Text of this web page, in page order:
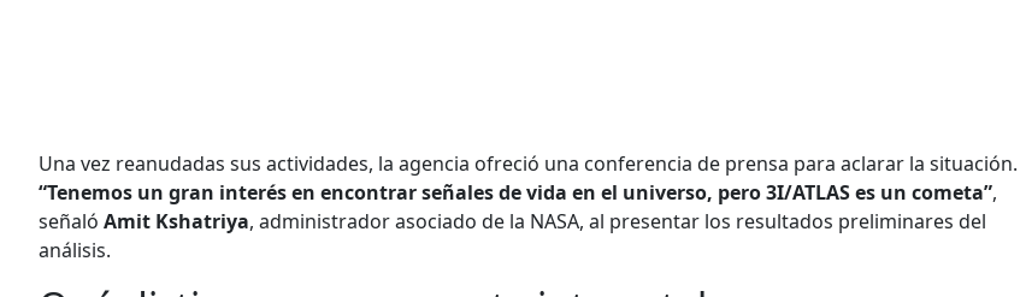
Una vez reanudadas sus actividades, la agencia ofreció una conferencia de prensa para aclarar la situación.
“Tenemos un gran interés en encontrar señales de vida en el universo, pero 3I/ATLAS es un cometa”,
señaló Amit Kshatriya, administrador asociado de la NASA, al presentar los resultados preliminares del
análisis.